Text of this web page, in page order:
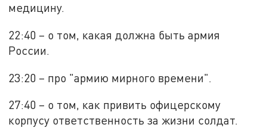
медицину.
22:40 – о том, какая должна быть армия
России.
23:20 – про "армию мирного времени".
27:40 – о том, как привить офицерскому
корпусу ответственность за жизни солдат.